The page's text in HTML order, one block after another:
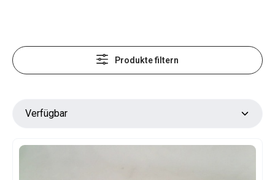
Produkte filtern